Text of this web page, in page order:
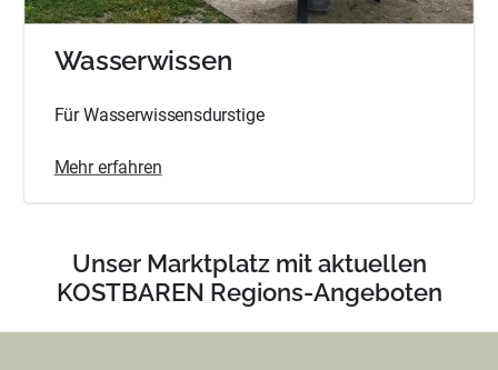
Wasserwissen
Für Wasserwissensdurstige
Mehr erfahren
Unser Marktplatz mit aktuellen
KOSTBAREN Regions-Angeboten